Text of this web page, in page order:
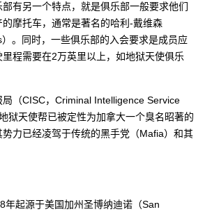
有另一个特点，就是俱乐部一般要求他们
摩托车，通常是著名的哈利-戴维森
）。同时，一些俱乐部的入会要求是成员应
程需要在2万英里以上，如地狱天使俱乐
（CISC，Criminal Intelligence Service
狱天使帮已被定性为加拿大一个臭名昭著的
力已经凌驾于传统的黑手党（Mafia）和其
年起源于美国加州圣博纳迪诺（San